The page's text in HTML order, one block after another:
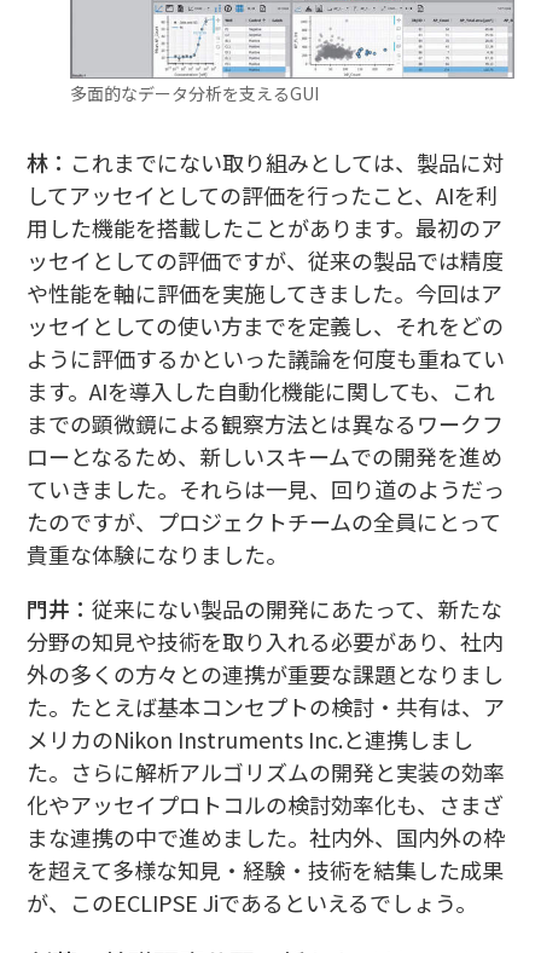
多面的なデータ分析を支えるGUI
林： これまでにない取り組みとしては、製品に対
してアッセイとしての評価を行ったこと、AIを利
用した機能を搭載したことがあります。最初のア
ッセイとしての評価ですが、従来の製品では精度
や性能を軸に評価を実施してきました。今回はア
ッセイとしての使い方までを定義し、それをどの
ように評価するかといった議論を何度も重ねてい
ます。AIを導入した自動化機能に関しても、これ
までの顕微鏡による観察方法とは異なるワークフ
ローとなるため、新しいスキームでの開発を進め
ていきました。それらは一見、回り道のようだっ
たのですが、プロジェクトチームの全員にとって
貴重な体験になりました。
門井：従来にない製品の開発にあたって、新たな
分野の知見や技術を取り入れる必要があり、社内
外の多くの方々との連携が重要な課題となりまし
た。たとえば基本コンセプトの検討・共有は、ア
メリカのNikon Instruments Inc.と連携しまし
た。さらに解析アルゴリズムの開発と実装の効率
化やアッセイプロトコルの検討効率化も、さまざ
まな連携の中で進めました。社内外、国内外の枠
を超えて多様な知見・経験・技術を結集した成果
が、このECLIPSE Jiであるといえるでしょう。